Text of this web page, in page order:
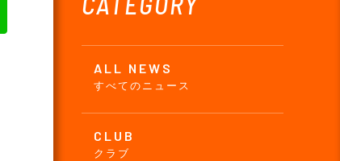
ALL NEWS
すべてのニュース
CLUB
クラブ